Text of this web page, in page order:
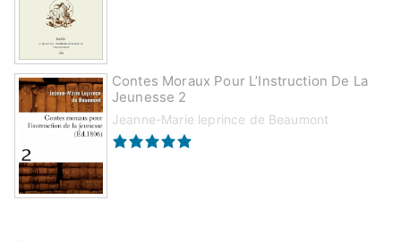
Contes Moraux Pour L’Instruction De La
Jeunesse 2
Jeanne-Marie leprince de Beaumont